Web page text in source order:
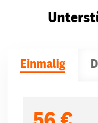
Einmalig